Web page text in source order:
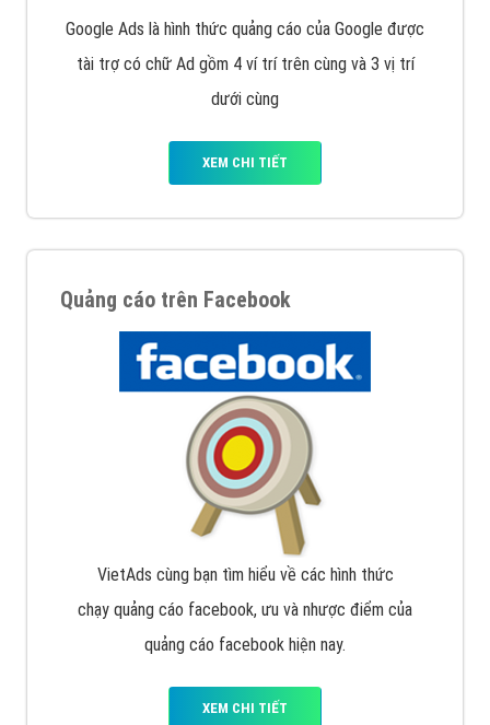
Google Ads là hình thức quảng cáo của Google được
tài trợ có chữ Ad gồm 4 ví trí trên cùng và 3 vị trí
dưới cùng
XEM CHI TIẾT
Quảng cáo trên Facebook
VietAds cùng bạn tìm hiểu về các hình thức
chạy quảng cáo facebook, ưu và nhược điểm của
quảng cáo facebook hiện nay.
XEM CHI TIẾT